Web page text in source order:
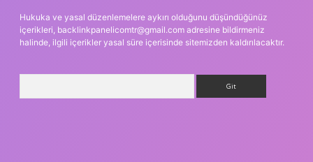
Hukuka ve yasal düzenlemelere aykırı olduğunu düşündüğünüz
içerikleri, backlinkpanelicomtr@gmail.com adresine bildirmeniz
halinde, ilgili içerikler yasal süre içerisinde sitemizden kaldırılacaktır.